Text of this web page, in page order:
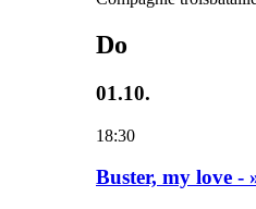
Do
01.10.
18:30
Buster, my love -